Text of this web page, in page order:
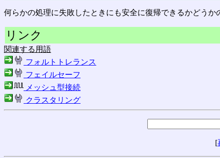
何らかの処理に失敗したときにも安全に復帰できるかどうか
リンク
関連する用語
フォルトトレランス
フェイルセーフ
メッシュ型接続
クラスタリング
[